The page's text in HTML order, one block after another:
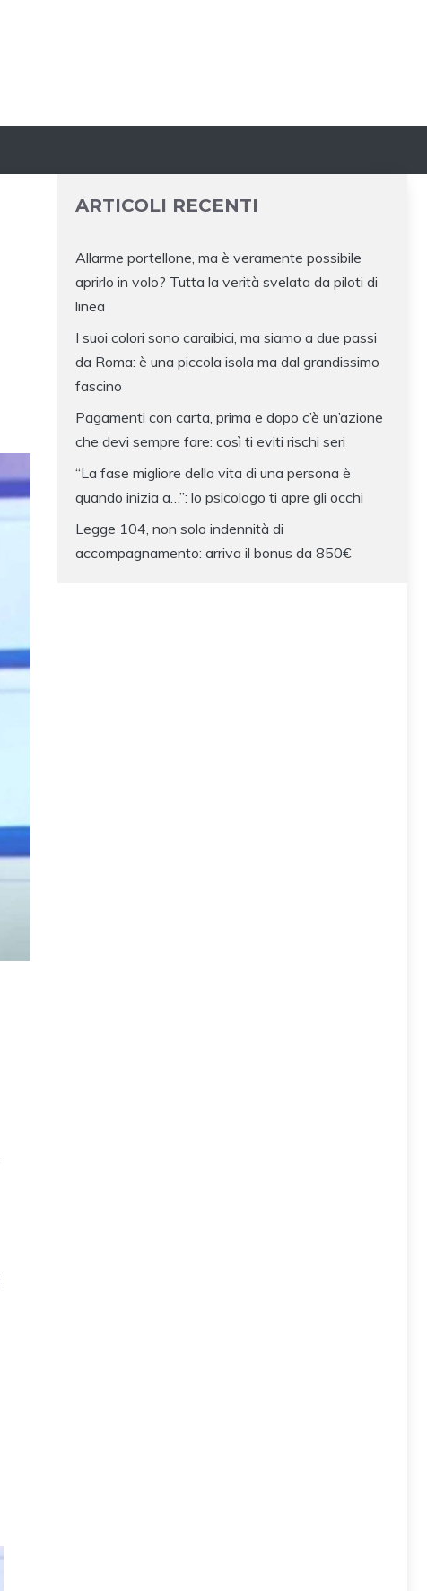
ARTICOLI RECENTI
Allarme portellone, ma è veramente possibile
aprirlo in volo? Tutta la verità svelata da piloti di
linea
I suoi colori sono caraibici, ma siamo a due passi
da Roma: è una piccola isola ma dal grandissimo
fascino
Pagamenti con carta, prima e dopo c’è un’azione
che devi sempre fare: così ti eviti rischi seri
“La fase migliore della vita di una persona è
quando inizia a…”: lo psicologo ti apre gli occhi
Legge 104, non solo indennità di
accompagnamento: arriva il bonus da 850€